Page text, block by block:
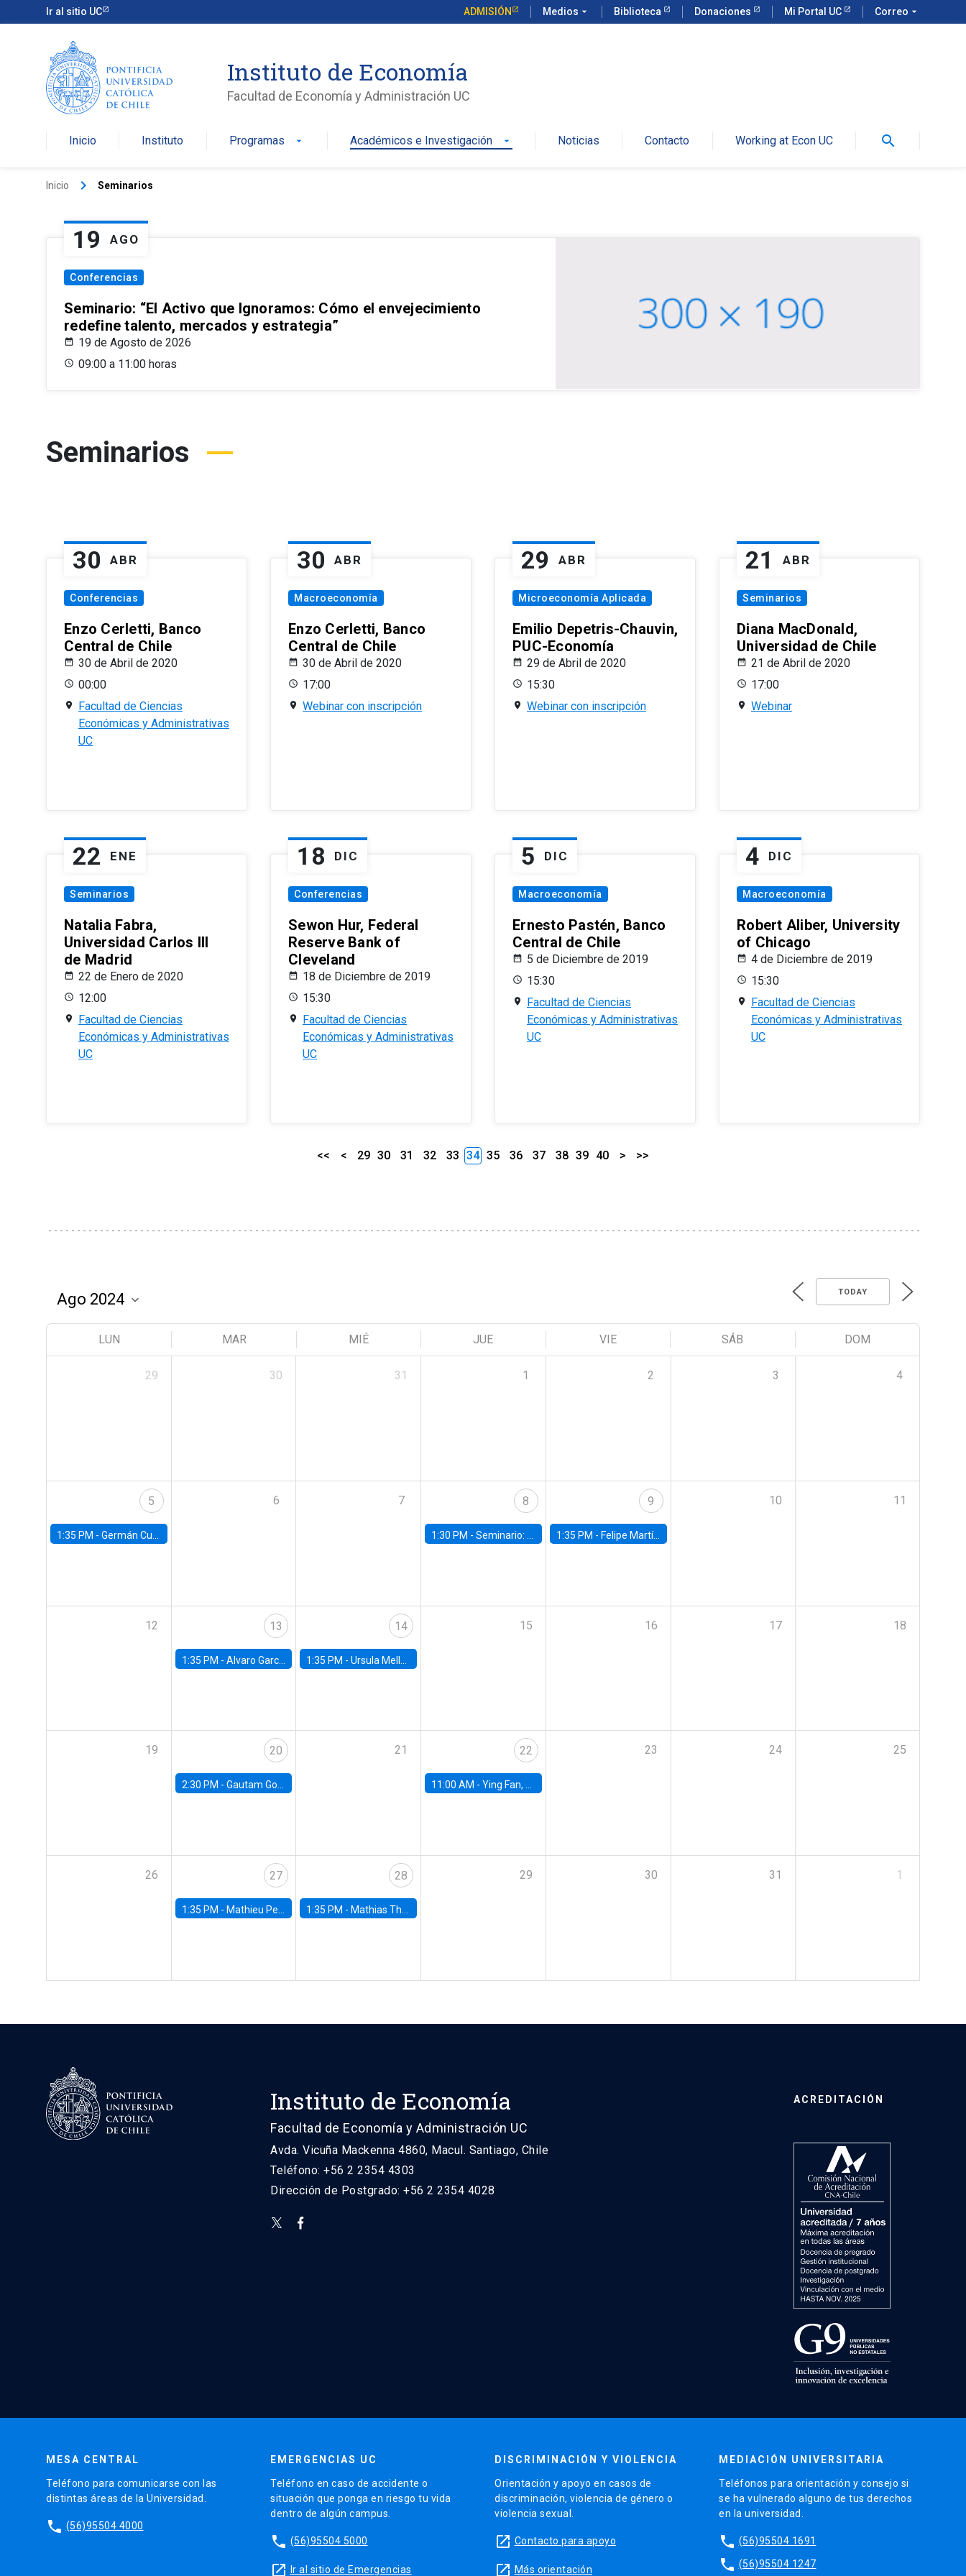
Ir al sitio UC ADMISIÓN Medios arrow_drop_down Biblioteca Donaciones Mi Portal UC Correo arrow_drop_down
Instituto de Economía
Facultad de Economía y Administración UC
Inicio Instituto Programas arrow_drop_down Académicos e Investigación arrow_drop_down Noticias Contacto Working at Econ UC search
Inicio keyboard_arrow_right Seminarios
19 AGO
Conferencias
Seminario: “El Activo que Ignoramos: Cómo el envejecimiento
redefine talento, mercados y estrategia”
19 de Agosto de 2026
09:00 a 11:00 horas
Seminarios
30 ABR
Conferencias
Enzo Cerletti, Banco
Central de Chile
30 de Abril de 2020
00:00
Facultad de Ciencias
Económicas y Administrativas
UC
30 ABR
Macroeconomía
Enzo Cerletti, Banco
Central de Chile
30 de Abril de 2020
17:00
Webinar con inscripción
29 ABR
Microeconomía Aplicada
Emilio Depetris-Chauvin,
PUC-Economía
29 de Abril de 2020
15:30
Webinar con inscripción
21 ABR
Seminarios
Diana MacDonald,
Universidad de Chile
21 de Abril de 2020
17:00
Webinar
22 ENE
Seminarios
Natalia Fabra,
Universidad Carlos III
de Madrid
22 de Enero de 2020
12:00
Facultad de Ciencias
Económicas y Administrativas
UC
18 DIC
Conferencias
Sewon Hur, Federal
Reserve Bank of
Cleveland
18 de Diciembre de 2019
15:30
Facultad de Ciencias
Económicas y Administrativas
UC
5 DIC
Macroeconomía
Ernesto Pastén, Banco
Central de Chile
5 de Diciembre de 2019
15:30
Facultad de Ciencias
Económicas y Administrativas
UC
4 DIC
Macroeconomía
Robert Aliber, University
of Chicago
4 de Diciembre de 2019
15:30
Facultad de Ciencias
Económicas y Administrativas
UC
<< < 29 30 31 32 33 34 35 36 37 38 39 40 > >>
TODAY
LUN MAR MIÉ JUE VIE SÁB DOM
29 30 31 1 2 3 4
5
1:35 PM - Germán Cubas, University of Houston
6 7 8
1:30 PM -Seminario: “Recuperando la humanidad para progresar en la era de la IA»
9
1:35 PM - Felipe Martínez, alumno Doctorado en Economía UC
10 11
12 13
1:35 PM - Alvaro Garcia-Marin, Universidad de Los Andes
14
1:35 PM -Ursula Mello, Insper - Institute of Education and Research
15 16 17 18
19 20
2:30 PM - Gautam Gowrisankaran, Columbia University
21 22
11:00 AM -Ying Fan, University of Michigan
23 24 25
26 27
1:35 PM - Mathieu Pedemonte, IDB
28
1:35 PM - Mathias Thoenig, University of Lausanne
29 30 31 1
Instituto de Economía
Facultad de Economía y Administración UC
Avda. Vicuña Mackenna 4860, Macul. Santiago, Chile
Teléfono: +56 2 2354 4303
Dirección de Postgrado: +56 2 2354 4028
ACREDITACIÓN
MESA CENTRAL
Teléfono para comunicarse con las
distintas áreas de la Universidad.
phone (56)95504 4000
EMERGENCIAS UC
Teléfono en caso de accidente o
situación que ponga en riesgo tu vida
dentro de algún campus.
phone (56)95504 5000
launch Ir al sitio de Emergencias
DISCRIMINACIÓN Y VIOLENCIA
Orientación y apoyo en casos de
discriminación, violencia de género o
violencia sexual.
launch Contacto para apoyo
launch Más orientación
MEDIACIÓN UNIVERSITARIA
Teléfonos para orientación y consejo si
se ha vulnerado alguno de tus derechos
en la universidad.
phone (56)95504 1691
phone (56)95504 1247